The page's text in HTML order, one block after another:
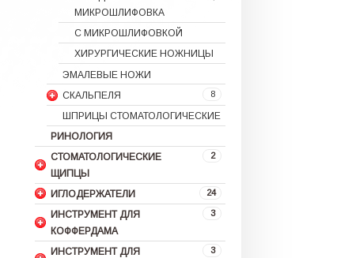
МИКРОШЛИФОВКА
С МИКРОШЛИФОВКОЙ
ХИРУРГИЧЕСКИЕ НОЖНИЦЫ
ЭМАЛЕВЫЕ НОЖИ
8
СКАЛЬПЕЛЯ
ШПРИЦЫ СТОМАТОЛОГИЧЕСКИЕ
РИНОЛОГИЯ
2
СТОМАТОЛОГИЧЕСКИЕ
ЩИПЦЫ
24
ИГЛОДЕРЖАТЕЛИ
3
ИНСТРУМЕНТ ДЛЯ
КОФФЕРДАМА
3
ИНСТРУМЕНТ ДЛЯ